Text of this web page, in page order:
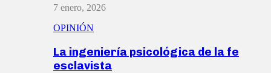
7 enero, 2026
OPINIÓN
La ingeniería psicológica de la fe
esclavista